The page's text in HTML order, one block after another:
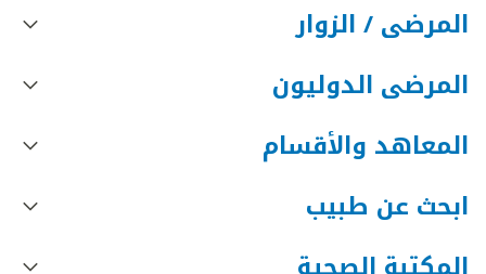
المرضى / الزوار
المرضى الدوليون
المعاهد والأقسام
ابحث عن طبيب